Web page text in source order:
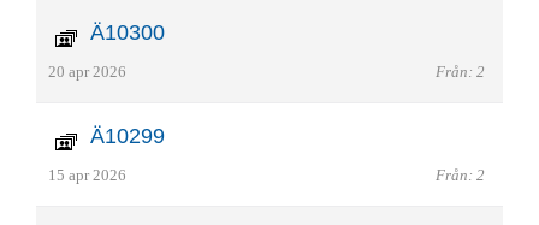
Ä10300
20 apr 2026 Från: 2
Ä10299
15 apr 2026 Från: 2